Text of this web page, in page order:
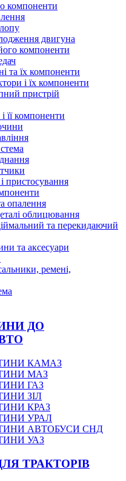
компоненти
двигуна
компоненти
та їх компоненти
і їх компоненти
пристрій
її компоненти
пристосування
опалення
облицювання
та перекидаючий
та аксесуари
ремені,
ДО
КАМАЗ
МАЗ
ГАЗ
ЗІЛ
КРАЗ
УРАЛ
АВТОБУСИ СНД
УАЗ
ТРАКТОРІВ